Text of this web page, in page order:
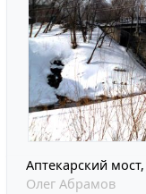
Аптекарский
Олег Абрамов